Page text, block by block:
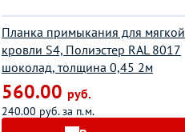
Планка примыкания для мягкой
кровли S4, Полиэстер RAL 8017
шоколад, толщина 0,45 2м
560.00 руб.
240.00 руб. за п.м.